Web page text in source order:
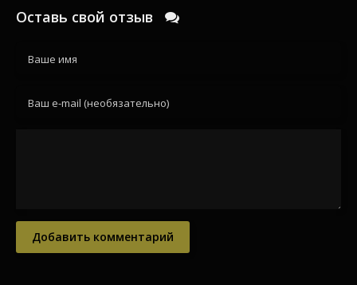
Оставь свой отзыв
Добавить комментарий